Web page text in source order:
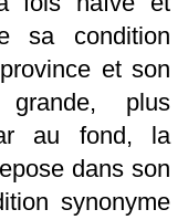
sa condition
et son
plus
au fond, la
dans son
synonyme